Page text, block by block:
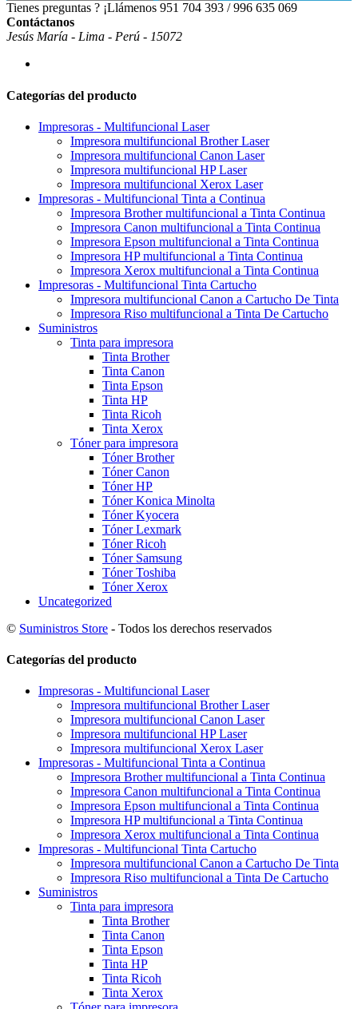
Tienes preguntas ? ¡Llámenos 951 704 393 / 996 635 069
Contáctanos
Jesús María - Lima - Perú - 15072
Categorías del producto
Impresoras - Multifuncional Laser
Impresora multifuncional Brother Laser
Impresora multifuncional Canon Laser
Impresora multifuncional HP Laser
Impresora multifuncional Xerox Laser
Impresoras - Multifuncional Tinta a Continua
Impresora Brother multifuncional a Tinta Continua
Impresora Canon multifuncional a Tinta Continua
Impresora Epson multifuncional a Tinta Continua
Impresora HP multifuncional a Tinta Continua
Impresora Xerox multifuncional a Tinta Continua
Impresoras - Multifuncional Tinta Cartucho
Impresora multifuncional Canon a Cartucho De Tinta
Impresora Riso multifuncional a Tinta De Cartucho
Suministros
Tinta para impresora
Tinta Brother
Tinta Canon
Tinta Epson
Tinta HP
Tinta Ricoh
Tinta Xerox
Tóner para impresora
Tóner Brother
Tóner Canon
Tóner HP
Tóner Konica Minolta
Tóner Kyocera
Tóner Lexmark
Tóner Ricoh
Tóner Samsung
Tóner Toshiba
Tóner Xerox
Uncategorized
© Suministros Store - Todos los derechos reservados
Categorías del producto
Impresoras - Multifuncional Laser
Impresora multifuncional Brother Laser
Impresora multifuncional Canon Laser
Impresora multifuncional HP Laser
Impresora multifuncional Xerox Laser
Impresoras - Multifuncional Tinta a Continua
Impresora Brother multifuncional a Tinta Continua
Impresora Canon multifuncional a Tinta Continua
Impresora Epson multifuncional a Tinta Continua
Impresora HP multifuncional a Tinta Continua
Impresora Xerox multifuncional a Tinta Continua
Impresoras - Multifuncional Tinta Cartucho
Impresora multifuncional Canon a Cartucho De Tinta
Impresora Riso multifuncional a Tinta De Cartucho
Suministros
Tinta para impresora
Tinta Brother
Tinta Canon
Tinta Epson
Tinta HP
Tinta Ricoh
Tinta Xerox